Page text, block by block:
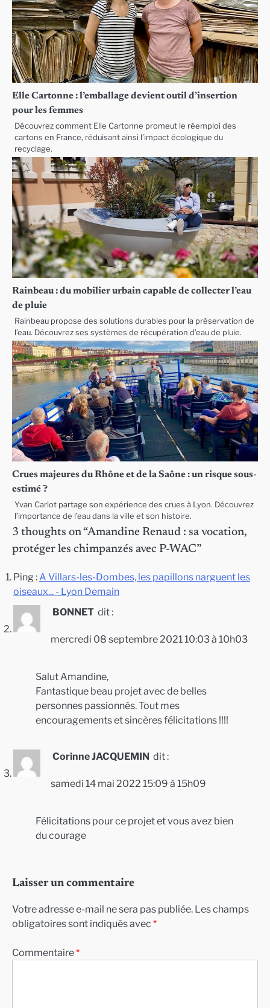
Elle Cartonne : l’emballage devient outil d’insertion
pour les femmes
Découvrez comment Elle Cartonne promeut le réemploi des
cartons en France, réduisant ainsi l’impact écologique du
recyclage.
Rainbeau : du mobilier urbain capable de collecter l’eau
de pluie
Rainbeau propose des solutions durables pour la préservation de
l’eau. Découvrez ses systèmes de récupération d’eau de pluie.
Crues majeures du Rhône et de la Saône : un risque sous-
estimé ?
Yvan Carlot partage son expérience des crues à Lyon. Découvrez
l’importance de l’eau dans la ville et son histoire.
3 thoughts on “Amandine Renaud : sa vocation,
protéger les chimpanzés avec P-WAC”
Ping :A Villars-les-Dombes, les papillons narguent les
oiseaux... - Lyon Demain
BONNET dit :
mercredi 08 septembre 2021 10:03 à 10h03
Salut Amandine,
Fantastique beau projet avec de belles
personnes passionnés. Tout mes
encouragements et sincères félicitations !!!!
Corinne JACQUEMIN dit :
samedi 14 mai 2022 15:09 à 15h09
Félicitations pour ce projet et vous avez bien
du courage
Laisser un commentaire
Votre adresse e-mail ne sera pas publiée. Les champs
obligatoires sont indiqués avec *
Commentaire*